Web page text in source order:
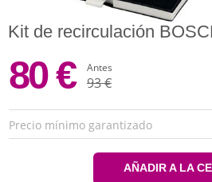
Kit de recirculación
80 € Antes
93 €
Precio mínimo garantizado
AÑADIR A LA